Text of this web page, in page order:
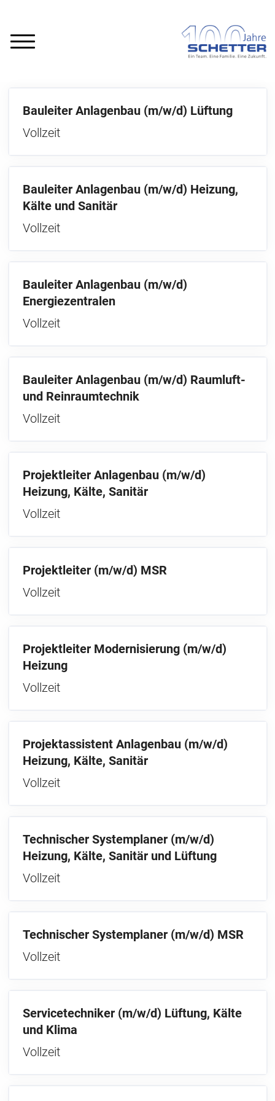
Bauleiter Anlagenbau (m/w/d) Lüftung
Vollzeit
Bauleiter Anlagenbau (m/w/d) Heizung,
Kälte und Sanitär
Vollzeit
Bauleiter Anlagenbau (m/w/d)
Energiezentralen
Vollzeit
Bauleiter Anlagenbau (m/w/d) Raumluft-
und Reinraumtechnik
Vollzeit
Projektleiter Anlagenbau (m/w/d)
Heizung, Kälte, Sanitär
Vollzeit
Projektleiter (m/w/d) MSR
Vollzeit
Projektleiter Modernisierung (m/w/d)
Heizung
Vollzeit
Projektassistent Anlagenbau (m/w/d)
Heizung, Kälte, Sanitär
Vollzeit
Technischer Systemplaner (m/w/d)
Heizung, Kälte, Sanitär und Lüftung
Vollzeit
Technischer Systemplaner (m/w/d) MSR
Vollzeit
Servicetechniker (m/w/d) Lüftung, Kälte
und Klima
Vollzeit